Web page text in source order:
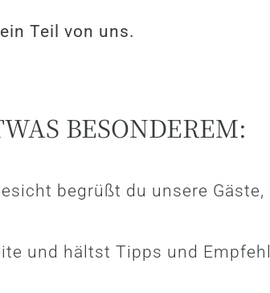
Teil von uns.
BESONDEREM:
begrüßt du unsere
und hältst Tipps und